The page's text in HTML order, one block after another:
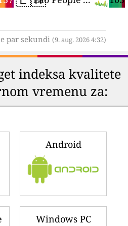
par sekundi (9. aug. 2026 4:32)
indeksa kvalitete
vremenu za:
Android
Windows PC